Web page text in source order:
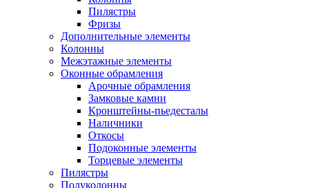
Пилястры
Фризы
Дополнительные элементы
Колонны
Межэтажные элементы
Оконные обрамления
Арочные обрамления
Замковые камни
Кронштейны-пьедесталы
Наличники
Откосы
Подоконные элементы
Торцевые элементы
Пилястры
Полуколонны